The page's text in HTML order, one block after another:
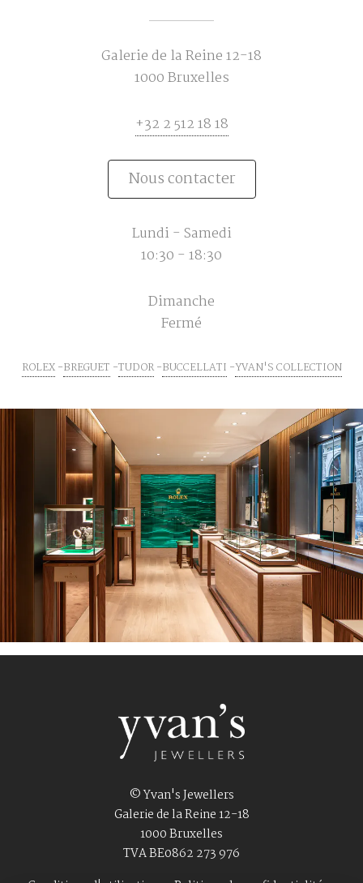
Galerie de la Reine 12-18
1000 Bruxelles
+32 2 512 18 18
Nous contacter
Lundi - Samedi
10:30 - 18:30
Dimanche
Fermé
ROLEX BREGUET TUDOR BUCCELLATI YVAN'S COLLECTION
© Yvan's Jewellers
Galerie de la Reine 12-18
1000 Bruxelles
TVA BE0862 273 976